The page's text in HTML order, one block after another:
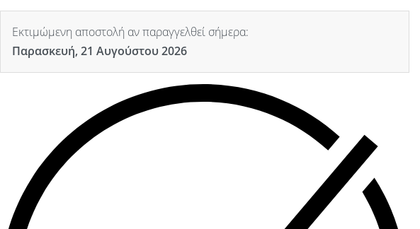
Εκτιμώμενη αποστολή αν παραγγελθεί σήμερα:
Παρασκευή, 21 Αυγούστου 2026